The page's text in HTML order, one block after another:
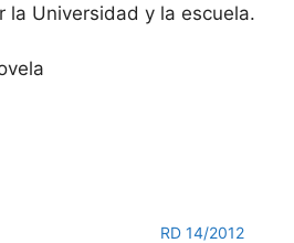
la Universidad y la escuela.
RD 14/2012